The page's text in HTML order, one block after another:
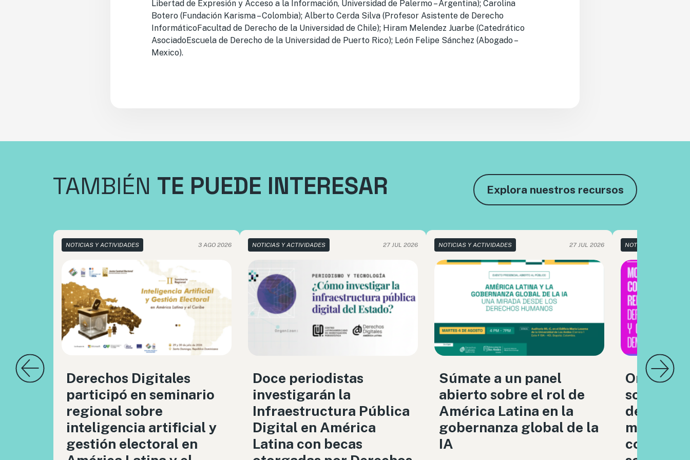
Libertad de Expresión y Acceso a la Información, Universidad de Palermo – Argentina); Carolina
Botero (Fundación Karisma – Colombia); Alberto Cerda Silva (Profesor Asistente de Derecho
InformáticoFacultad de Derecho de la Universidad de Chile); Hiram Melendez Juarbe (Catedrático
AsociadoEscuela de Derecho de la Universidad de Puerto Rico); León Felipe Sánchez (Abogado –
Mexico).
TAMBIÉN TE PUEDE INTERESAR Explora nuestros recursos
NOTICIAS Y ACTIVIDADES 3 AGO 2026
Derechos Digitales
participó en seminario
regional sobre
inteligencia artificial y
gestión electoral en
NOTICIAS Y ACTIVIDADES 27 JUL 2026
Doce periodistas
investigarán la
Infraestructura Pública
Digital en América
Latina con becas
NOTICIAS Y ACTIVIDADES 27 JUL 2026
Súmate a un panel
abierto sobre el rol de
América Latina en la
gobernanza global de la
IA
NOTICIAS Y
sociedad